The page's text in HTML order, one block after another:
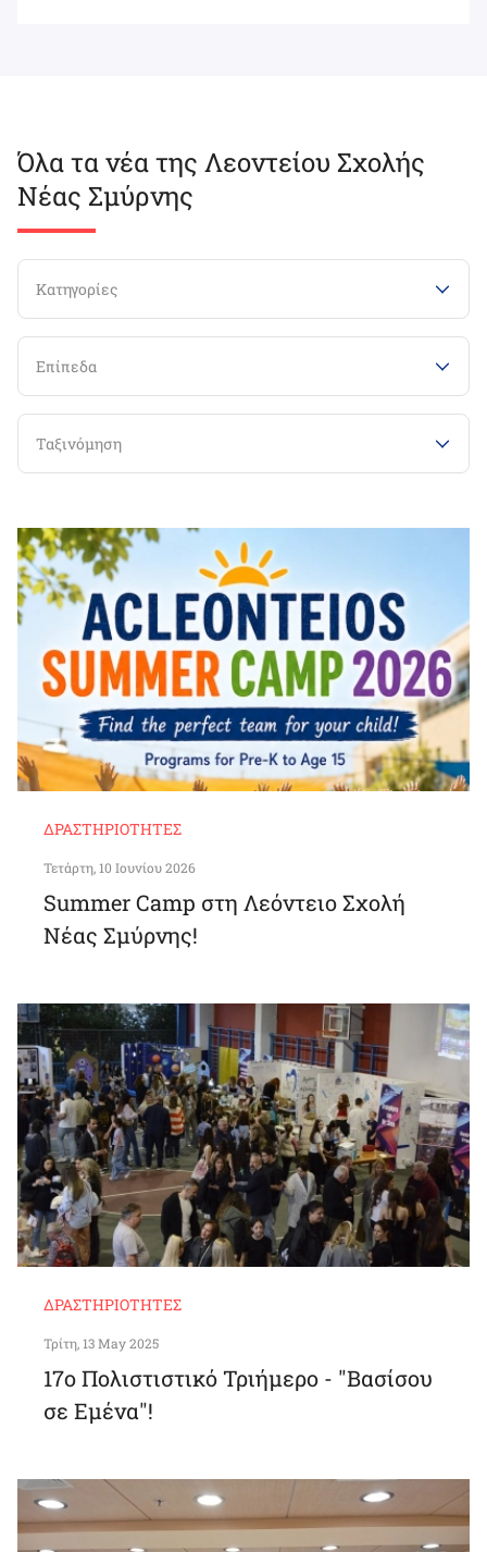
Όλα τα νέα της Λεοντείου Σχολής
Νέας Σμύρνης
Κατηγορίες
Επίπεδα
Ταξινόμηση
ΔΡΑΣΤΗΡΙΌΤΗΤΕΣ
Τετάρτη, 10 Ιουνίου 2026
Summer Camp στη Λεόντειο Σχολή
Νέας Σμύρνης!
ΔΡΑΣΤΗΡΙΌΤΗΤΕΣ
Τρίτη, 13 May 2025
17o Πολιστιστικό Τριήμερο - "Βασίσου
σε Εμένα"!